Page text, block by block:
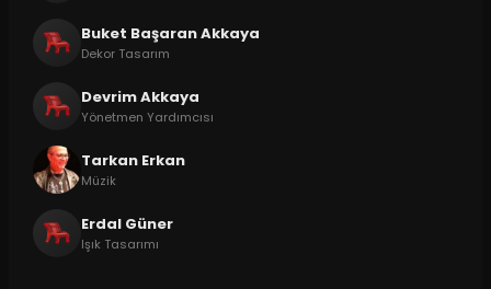
Buket Başaran Akkaya
Dekor Tasarım
Devrim Akkaya
Yönetmen Yardımcısı
Tarkan Erkan
Müzik
Erdal Güner
Işık Tasarımı